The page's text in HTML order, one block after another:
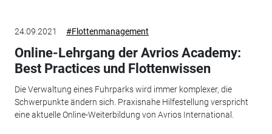
24.09.2021 #Flottenmanagement
Online-Lehrgang der Avrios Academy:
Best Practices und Flottenwissen
Die Verwaltung eines Fuhrparks wird immer komplexer, die
Schwerpunkte ändern sich. Praxisnahe Hilfestellung verspricht
eine aktuelle Online-Weiterbildung von Avrios International.